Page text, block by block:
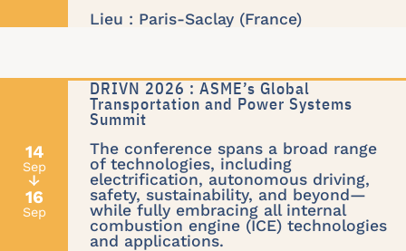
Lieu : Paris-Saclay (France)
14
Sep
↓
16
Sep
DRIVN 2026 : ASME’s Global
Transportation and Power Systems
Summit
The conference spans a broad range
of technologies, including
electrification, autonomous driving,
safety, sustainability, and beyond—
while fully embracing all internal
combustion engine (ICE) technologies
and applications.